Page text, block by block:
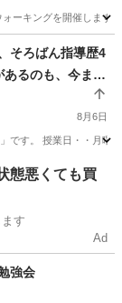
ーキングを開催しま
そろばん指導歴4
るのも、今まで
のおかげです。
持ちでいっぱい
郁恵さんにも当
8月6日
！」です。 授業
態悪くても買
す
Ad
強会